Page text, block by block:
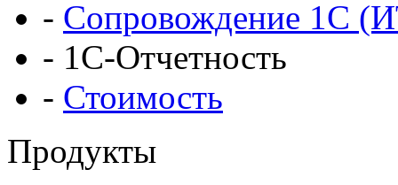
- Сопровождение 1С
- 1С-Отчетность
- Стоимость
Продукты